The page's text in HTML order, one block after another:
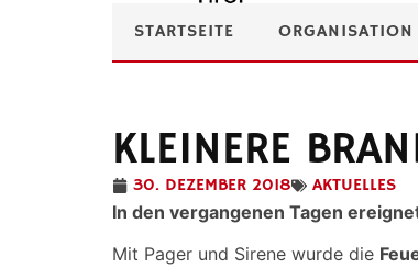
STARTSEITE ORGANISATION
KLEINERE
30. DEZEMBER 2018
AKTUELLES
In den vergangenen Tagen
Mit Pager und Sirene wurde die